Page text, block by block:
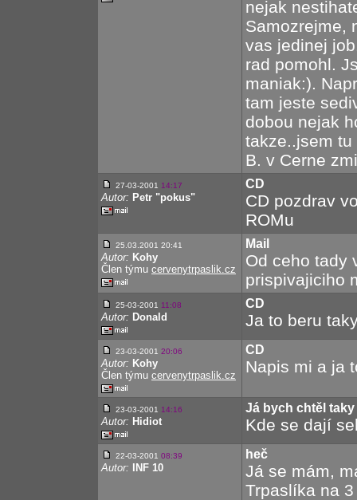
nejak
Samozrejme,
vas jedinej
rad pomohl.
maniak:).
tam jeste
dobou nejak
takze..jsem
B. v Cerne
27-03-2001 14:17
Autor: Petr "pokus"
CD
CD pozdrav
ROMu
25.03.2001 20:41
Autor: Kohy
Člen týmu cervenytrpaslik.cz
Mail
Od ceho tady
prispivajiciho
25-03-2001 11:08
Autor: Donald
CD
Ja to beru
23-03-2001 20:06
Autor: Kohy
Člen týmu cervenytrpaslik.cz
CD
Napis mi a ja
23-03-2001 14:16
Autor: Hidiot
Já bych chtěl taky
Kde se dají
22-03-2001 08:39
Autor: INF 10
heč
Já se mám,
Trpaslíka na